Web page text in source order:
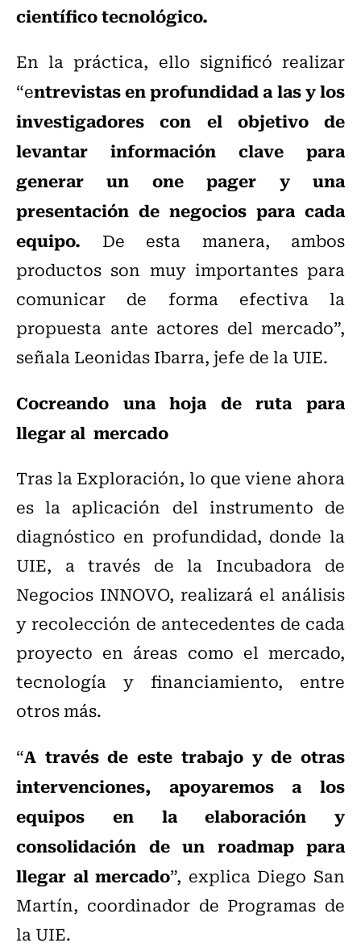
científico tecnológico.
En la práctica, ello significó realizar
“entrevistas en profundidad a las y los
investigadores con el objetivo de
levantar información clave para
generar un one pager y una
presentación de negocios para cada
equipo. De esta manera, ambos
productos son muy importantes para
comunicar de forma efectiva la
propuesta ante actores del mercado”,
señala Leonidas Ibarra, jefe de la UIE.
Cocreando una hoja de ruta para
llegar al mercado
Tras la Exploración, lo que viene ahora
es la aplicación del instrumento de
diagnóstico en profundidad, donde la
UIE, a través de la Incubadora de
Negocios INNOVO, realizará el análisis
y recolección de antecedentes de cada
proyecto en áreas como el mercado,
tecnología y financiamiento, entre
otros más.
“A través de este trabajo y de otras
intervenciones, apoyaremos a los
equipos en la elaboración y
consolidación de un roadmap para
llegar al mercado”, explica Diego San
Martín, coordinador de Programas de
la UIE.